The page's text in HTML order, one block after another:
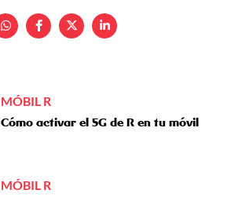
MÓBIL R
Cómo activar el 5G de R en tu móvil
MÓBIL R